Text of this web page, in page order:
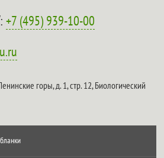
:+7 (495) 939-10-00
горы, д. 1, стр. 12,Биологический